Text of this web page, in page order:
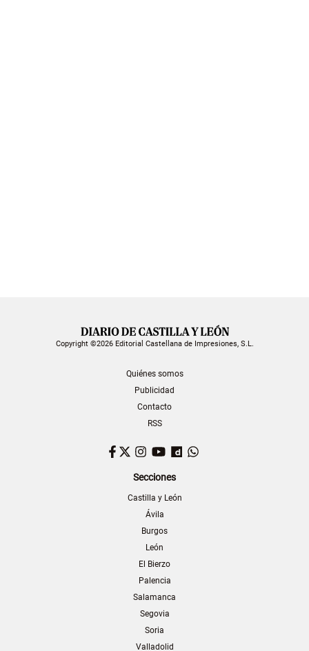
Copyright ©2026 Editorial Castellana de Impresiones, S.L.
Quiénes somos
Publicidad
Contacto
RSS
Facebook
TwitterInstagram
YouTubeDailymotion
Secciones
Castilla y León
Ávila
Burgos
León
El Bierzo
Palencia
Salamanca
Segovia
Soria
Valladolid